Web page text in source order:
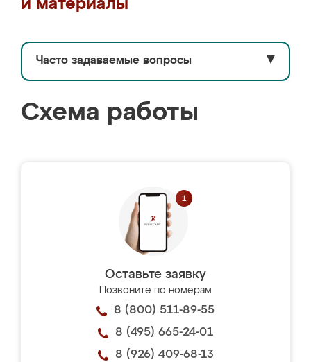
и материалы
Часто задаваемые вопросы ▼
Схема работы
Оставьте заявку
Позвоните по номерам
8 (800) 511-89-55
8 (495) 665-24-01
8 (926) 409-68-13